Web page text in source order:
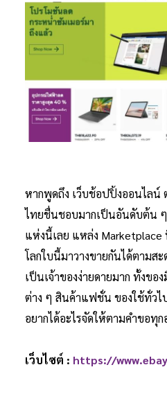
หากพูดถึง เว็บช้อปปิ้งออนไลน์
ไทยชื่นชอบมากเป็นอันดับต้น ๆ
แห่งนี้เลย แหล่ง
โลกใบนี้มาวางขายกันได้ตามส
เป็นเจ้าของง่ายดายมาก ทั้งขอ
ต่าง ๆ สินค้าแฟชั่น ของใช้ทั่วไ
อยากได้อะไรจัดให้ตามคำขอทุก
เว็บไซต์ : https://